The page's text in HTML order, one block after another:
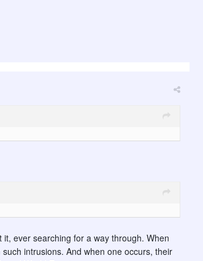
ever searching for a way through. When
intrusions. And when one occurs, their